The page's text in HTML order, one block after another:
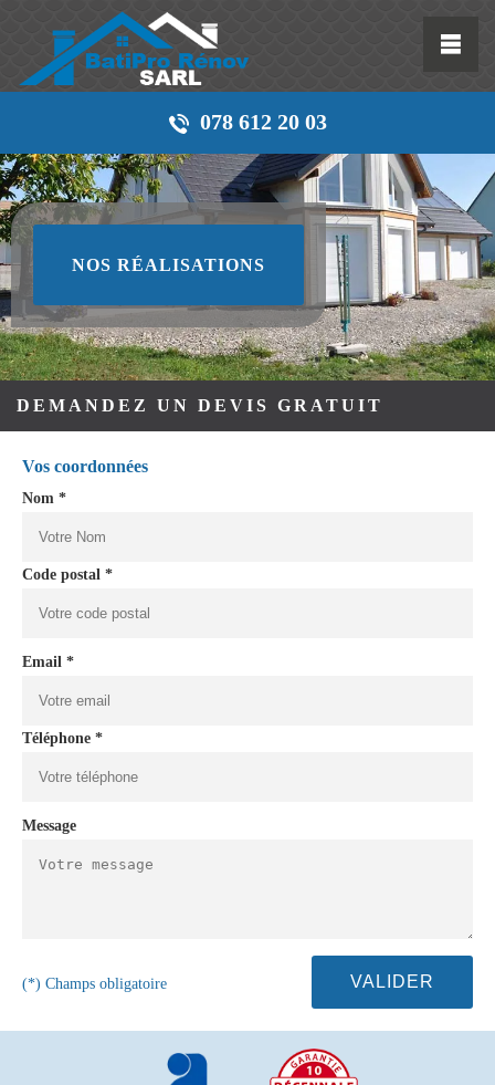
078 612 20 03
NOS RÉALISATIONS
DEMANDEZ UN DEVIS GRATUIT
Vos coordonnées
Nom *
Code postal *
Email *
Téléphone *
Message
(*) Champs obligatoire